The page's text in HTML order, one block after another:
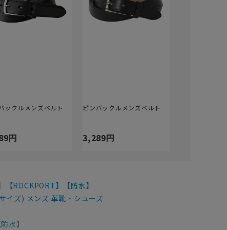
ックルメンズベルト
円
ピンバックルメンズベルト
3,289円
ROCKPORT】【防水】
イズ) メンズ 革靴・シューズ
水】